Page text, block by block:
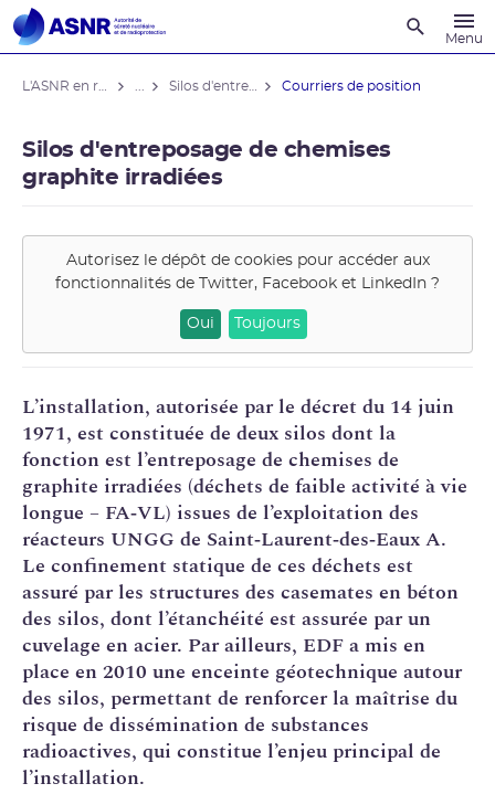
Menu
Courriers de position
Silos d'entreposage de chemises
graphite irradiées
Autorisez le dépôt de cookies pour accéder aux
fonctionnalités de Twitter, Facebook et LinkedIn ?
Oui Toujours
L’installation, autorisée par le décret du 14 juin
1971, est constituée de deux silos dont la
fonction est l’entreposage de chemises de
graphite irradiées (déchets de faible activité à vie
longue – FA‑VL) issues de l’exploitation des
réacteurs UNGG de Saint‑Laurent‑des‑Eaux A.
Le confinement statique de ces déchets est
assuré par les structures des casemates en béton
des silos, dont l’étanchéité est assurée par un
cuvelage en acier. Par ailleurs, EDFa mis en
place en 2010 une enceinte géotechnique autour
des silos, permettant de renforcer la maîtrise du
risque de dissémination de substances
radioactives, qui constitue l’enjeu principal de
l’installation.